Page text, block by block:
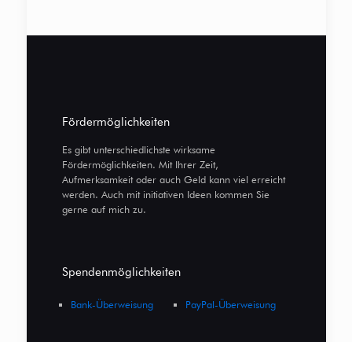
Fördermöglichkeiten
Es gibt unterschiedlichste wirksame
Fördermöglichkeiten. Mit Ihrer Zeit,
Aufmerksamkeit oder auch Geld kann viel erreicht
werden. Auch mit initiativen Ideen kommen Sie
gerne auf mich zu.
Spendenmöglichkeiten
Bank-Überweisung PayPal-Überweisung